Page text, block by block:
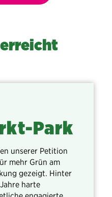
Park
unserer Petition
mehr Grün am
gezeigt. Hinter
harte